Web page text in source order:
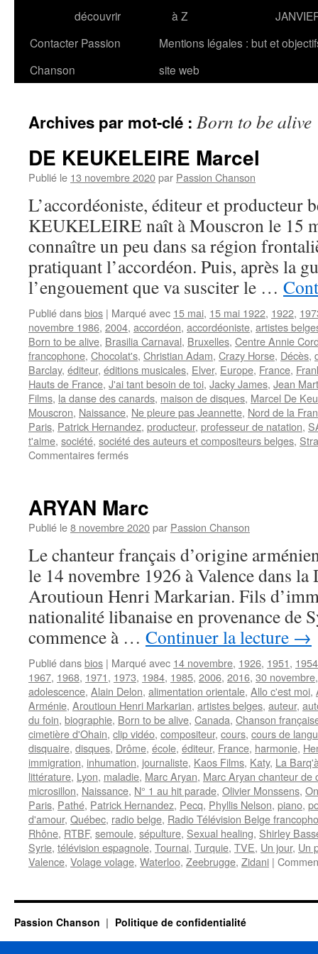
découvrir
à Z
Contacter Passion
Chanson
Mentions légales : but et
site web
Archives par mot-clé : Born to be alive
DE KEUKELEIRE Marcel
Publié le 13 novembre 2020par Passion Chanson
L’accordéoniste, éditeur et producteur
KEUKELEIRE naît à Mouscron le 15
connaître un peu dans sa région
pratiquant l’accordéon. Puis, après la
l’engouement que va susciter le …
Publié dansbios | Marqué avec 15 mai, 15 mai 1922, 1922,
novembre 1986, 2004, accordéon, accordéoniste, artistes
Born to be alive, Brasilia Carnaval, Bruxelles, Centre Annie
francophone, Chocolat's, Christian Adam, Crazy Horse, Décès,
Barclay, éditeur, éditions musicales, Elver, Europe, France,
Hauts de France, J'ai tant besoin de toi, Jacky James, Jean
Films, la danse des canards, maison de disques, Marcel De
Mouscron, Naissance, Ne pleure pas Jeannette, Nord de la
Paris, Patrick Hernandez, producteur, professeur de natation,
t'aime, société, société des auteurs et compositeurs belges,
Commentaires ferméssur
ARYAN Marc
Publié le8 novembre 2020par Passion Chanson
Le chanteur français d’origine
le 14 novembre 1926 à Valence dans
Aroutioun Henri Markarian. Fils
nationalité libanaise en provenance de
commence à … Continuer la lecture →
Publié dansbios | Marqué avec 14 novembre, 1926, 1951, 1954
1967, 1968, 1971, 1973, 1984, 1985, 2006, 2016, 30 novembre
adolescence, Alain Delon, alimentation orientale, Allo c'est moi,
Arménie, Aroutioun Henri Markarian, artistes belges, auteur,
du foin, biographie, Born to be alive, Canada, Chanson
cimetière d'Ohain, clip vidéo, compositeur, cours, cours de
disquaire, disques, Drôme, école, éditeur, France, harmonie,
immigration, inhumation, journaliste, Kaos Films, Katy, La
littérature, Lyon, maladie, Marc Aryan, Marc Aryan chanteur de
microsillon, Naissance, N° 1 au hit parade, Olivier Monssens,
Paris, Pathé, Patrick Hernandez, Pecq, Phyllis Nelson, piano,
d'amour, Québec, radio belge, Radio Télévision Belge
Rhône, RTBF, semoule, sépulture, Sexual healing, Shirley
Syrie, télévision espagnole, Tournai, Turquie, TVE, Un jour, Un
Valence, Volage volage, Waterloo, Zeebrugge, Zidani |
Passion Chanson Politique de confidentialité